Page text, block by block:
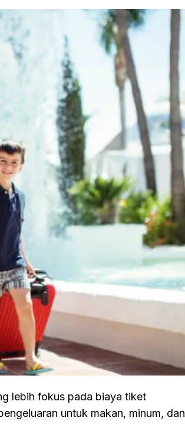
lebih fokus pada biaya tiket
untuk makan, minum, dan